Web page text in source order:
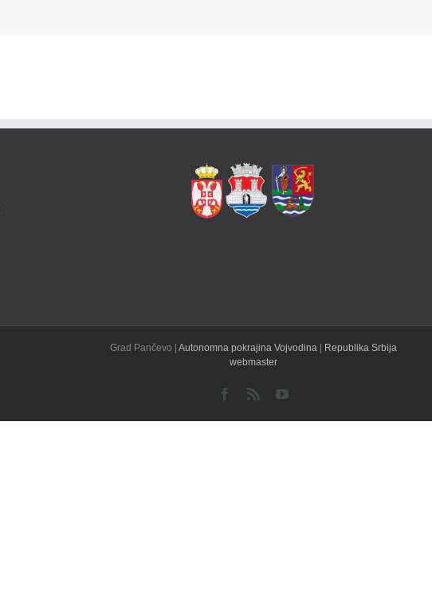
Grad Pančevo | Autonomna pokrajina Vojvodina | Republika Srbija
webmaster
Facebook
Rss YouTube